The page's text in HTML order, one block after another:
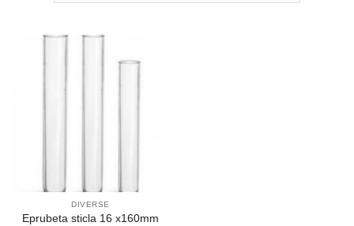
DIVERSE
Eprubeta sticla 16 x160mm